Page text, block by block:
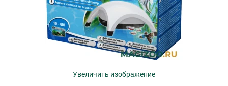
Увеличить изображение